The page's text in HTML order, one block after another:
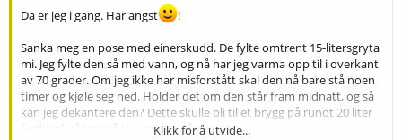
Da er jeg i gang. Har angst
!
Sanka meg en pose med einerskudd. De fylte omtrent 15-litersgryta
mi. Jeg fylte den så med vann, og nå har jeg varma opp til i overkant
av 70 grader. Om jeg ikke har misforstått skal den nå bare stå noen
timer og kjøle seg ned. Holder det om den står fram midnatt, og så
kan jeg dekantere den? Dette skulle bli til et brygg på rundt 20 liter
ferdig øl, så jeg må jo vanne ut lågen.
Klikk for å utvide...